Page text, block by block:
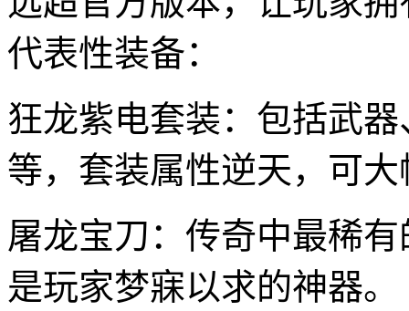
代表性装备：
狂龙紫电套装：包括武
等，套装属性逆天，可
屠龙宝刀：传奇中最稀
是玩家梦寐以求的神器。